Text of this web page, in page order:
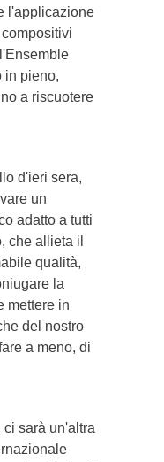
l'applicazione
in pieno,
a riscuotere
d'ieri sera,
un
adatto a tutti
che allieta il
qualità,
la
mettere in
del nostro
a meno, di
sarà un'altra